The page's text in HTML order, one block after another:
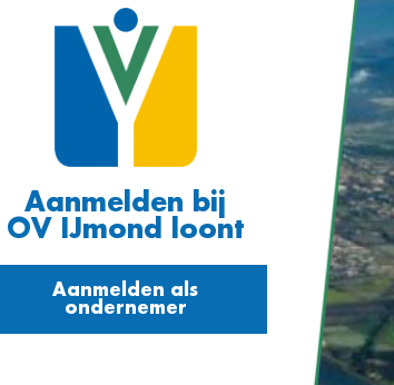
Aanmelden bij
OV IJmond loont
Aanmelden als
ondernemer